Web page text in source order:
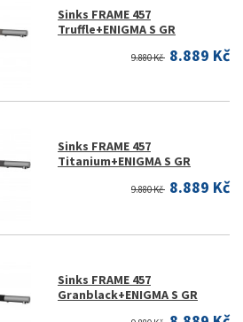
Sinks FRAME 457
Truffle+ENIGMA S GR
9.880 Kč 8.889 Kč
Sinks FRAME 457
Titanium+ENIGMA S GR
9.880 Kč 8.889 Kč
Sinks FRAME 457
Granblack+ENIGMA S GR